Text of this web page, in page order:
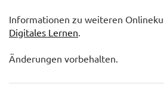
Informationen zu weiteren
Digitales Lernen.
Änderungen vorbehalten.